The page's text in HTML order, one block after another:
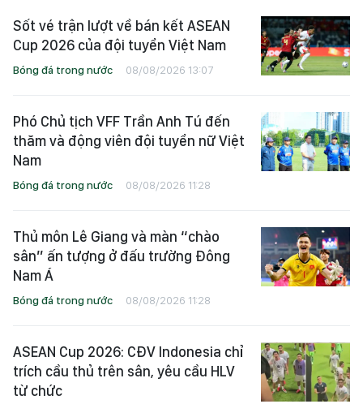
Sốt vé trận lượt về bán kết ASEAN
Cup 2026 của đội tuyển Việt Nam
Bóng đá trong nước 08/08/2026 13:07
Phó Chủ tịch VFF Trần Anh Tú đến
thăm và động viên đội tuyển nữ Việt
Nam
Bóng đá trong nước 08/08/2026 11:28
Thủ môn Lê Giang và màn “chào
sân” ấn tượng ở đấu trường Đông
Nam Á
Bóng đá trong nước 08/08/2026 11:28
ASEAN Cup 2026: CĐV Indonesia chỉ
trích cầu thủ trên sân, yêu cầu HLV
từ chức